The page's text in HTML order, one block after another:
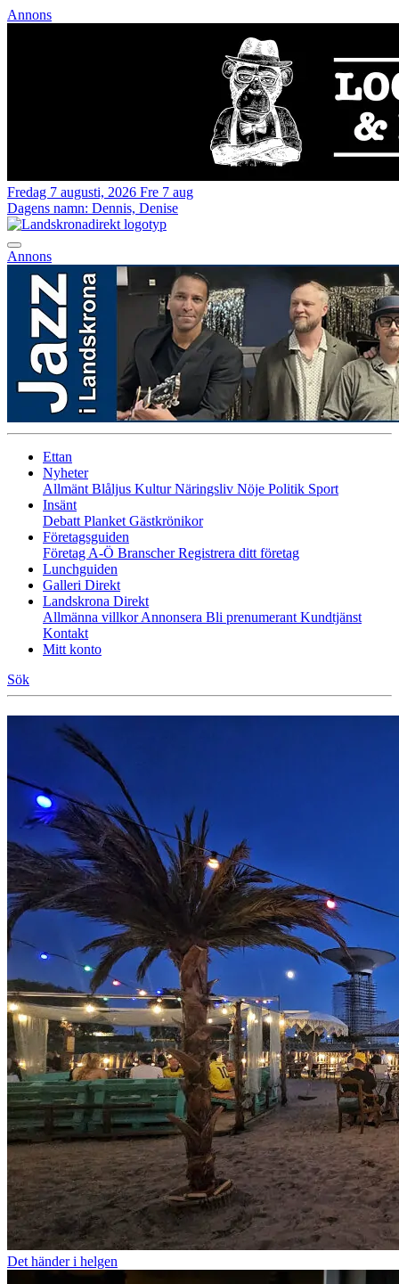
Annons
Fredag 7 augusti, 2026 Fre 7 aug
Dagens namn: Dennis, Denise
Annons
Ettan
Nyheter
Allmänt Blåljus KulturNäringsliv Nöje Politik Sport
Insänt
Debatt Planket Gästkrönikor
Företagsguiden
Företag A-Ö BranscherRegistrera ditt företag
Lunchguiden
Galleri Direkt
Landskrona Direkt
Allmänna villkorAnnonsera Bli prenumerant Kundtjänst
Kontakt
Mitt konto
Sök
Det händer i helgen